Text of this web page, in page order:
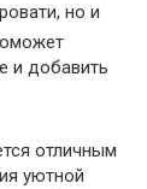
но и
и добавить
отличным
уютной